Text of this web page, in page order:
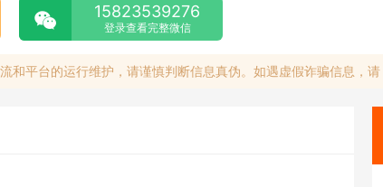
15823539276
登录查看完整微信
和平台的运行维护，请谨慎判断信息真伪。如遇虚假诈骗信息，请